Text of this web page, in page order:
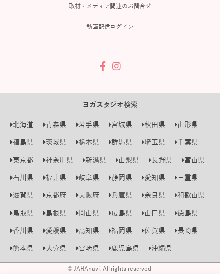
取材・メディア関連のお問合せ
動画配信ログイン
ヨガスタジオ検索
北海道 青森県 岩手県 宮城県 秋田県
山形県
福島県
茨城県 栃木県 群馬県 埼玉県
千葉県
東京都
神奈川県 新潟県 山梨県 長野県
富山県
石川県
福井県 岐阜県 静岡県 愛知県
三重県
滋賀県
京都府 大阪府 兵庫県 奈良県
和歌山県
鳥取県
島根県 岡山県 広島県 山口県
徳島県
香川県
愛媛県 高知県 福岡県 佐賀県
長崎県
熊本県
大分県 宮崎県 鹿児島県 沖縄県
© JAHAnavi. All rights reserved.